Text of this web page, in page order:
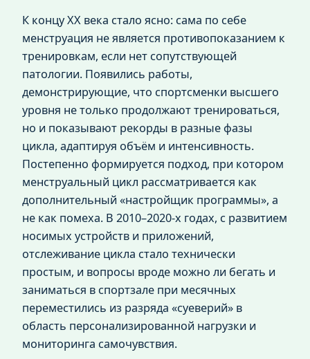
К концу XX века стало ясно: сама по себе
менструация не является противопоказанием к
тренировкам, если нет сопутствующей
патологии. Появились работы,
демонстрирующие, что спортсменки высшего
уровня не только продолжают тренироваться,
но и показывают рекорды в разные фазы
цикла, адаптируя объём и интенсивность.
Постепенно формируется подход, при котором
менструальный цикл рассматривается как
дополнительный «настройщик программы», а
не как помеха. В 2010–2020-х годах, с развитием
носимых устройств и приложений,
отслеживание цикла стало технически
простым, и вопросы вроде можно ли бегать и
заниматься в спортзале при месячных
переместились из разряда «суеверий» в
область персонализированной нагрузки и
мониторинга самочувствия.